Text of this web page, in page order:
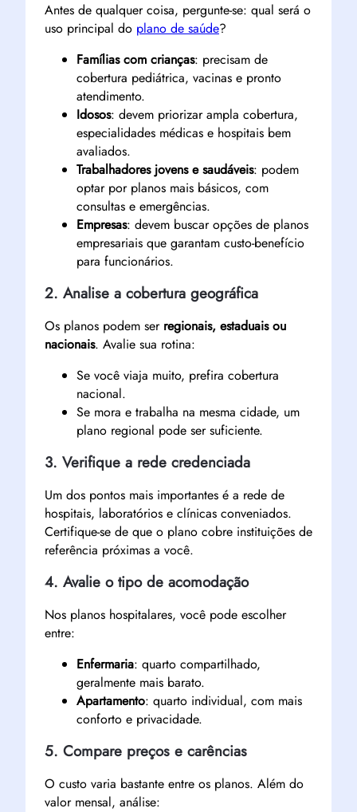
Antes de qualquer coisa, pergunte-se: qual será o
uso principal do plano de saúde?
Famílias com crianças: precisam de
cobertura pediátrica, vacinas e pronto
atendimento.
Idosos: devem priorizar ampla cobertura,
especialidades médicas e hospitais bem
avaliados.
Trabalhadores jovens e saudáveis: podem
optar por planos mais básicos, com
consultas e emergências.
Empresas: devem buscar opções de planos
empresariais que garantam custo-benefício
para funcionários.
2. Analise a cobertura geográfica
Os planos podem ser regionais, estaduais ou
nacionais. Avalie sua rotina:
Se você viaja muito, prefira cobertura
nacional.
Se mora e trabalha na mesma cidade, um
plano regional pode ser suficiente.
3. Verifique a rede credenciada
Um dos pontos mais importantes é a rede de
hospitais, laboratórios e clínicas conveniados.
Certifique-se de que o plano cobre instituições de
referência próximas a você.
4. Avalie o tipo de acomodação
Nos planos hospitalares, você pode escolher
entre:
Enfermaria: quarto compartilhado,
geralmente mais barato.
Apartamento: quarto individual, com mais
conforto e privacidade.
5. Compare preços e carências
O custo varia bastante entre os planos. Além do
valor mensal, análise: